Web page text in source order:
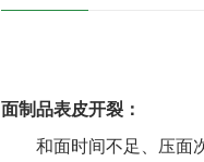
面制品表皮开裂：
和面时间不足、压面